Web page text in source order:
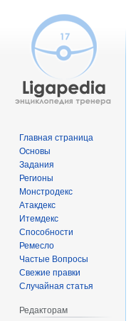
Главная страница
Основы
Задания
Регионы
Монстродекс
Атакдекс
Итемдекс
Способности
Ремесло
Частые Вопросы
Свежие правки
Случайная статья
Редакторам